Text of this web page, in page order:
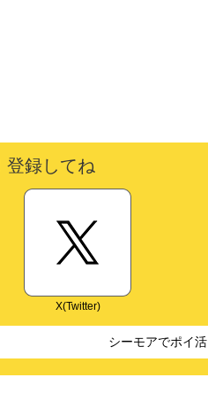
登録してね
X(Twitter)
シーモアでポイ活